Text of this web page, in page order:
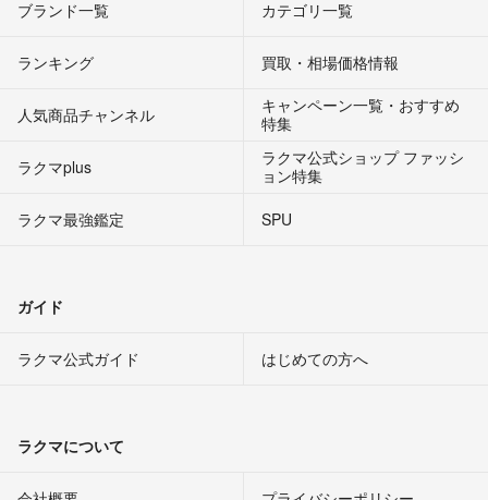
ブランド一覧 カテゴリ一覧
ランキング 買取・相場価格情報
人気商品チャンネル
キャンペーン一覧・おすすめ
特集
ラクマplus
ラクマ公式ショップ ファッシ
ョン特集
ラクマ最強鑑定
SPU
ガイド
ラクマ公式ガイド はじめての方へ
ラクマについて